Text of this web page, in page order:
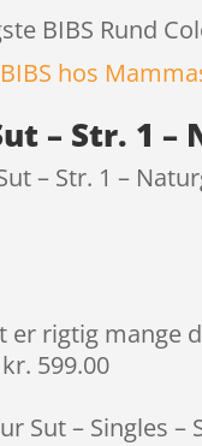
BIBS Rund
BIBS hos
– Str. 1
– Str. 1 –
er rigtig mange
599.00
Sut – Singles –